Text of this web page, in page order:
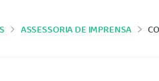
ASSESSORIA DE IMPRENSA